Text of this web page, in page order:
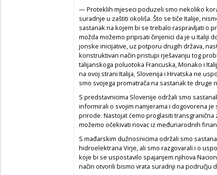
— Proteklih mjeseci poduzeli smo nekoliko
suradnje u zaštiti okoliša. Što se tiče Italije,
sastanak na kojem bi se trebalo raspravljati o
možda možemo pripisati činjenici da je u Italiji
jonske inicijative, uz potporu drugih država,
konstruktivan način pristupi rješavanju tog
talijanskoga poluotoka Francuska, Monako i
na ovoj strani Italija, Slovenija i Hrvatska ne
smo svojega promatrača na sastanak te druge
S predstavnicima Slovenije održali smo
informirali o svojim namjerama i dogovorena
prirode. Nastojat ćemo proglasiti transgranična
možemo očekivati novac iz međunarodnih
S mađarskim dužnosnicima održali smo
hidroelektrana Virje, ali smo razgovarali i o
koje bi se uspostavilo spajanjem njihova
način otvorili bismo vrata suradnji na području